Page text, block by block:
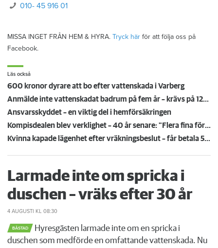
010- 45 916 01
MISSA INGET FRÅN HEM & HYRA. Tryck här för att följa oss på
Facebook.
Läs också
600 kronor dyrare att bo efter vattenskada i Varberg
Anmälde inte vattenskadat badrum på fem år – krävs på 125 000 kronor
Ansvarsskyddet – en viktig del i hemförsäkringen
Kompisdealen blev verklighet – 40 år senare: "Flera fina fördelar med att dela bostad"
Kvinna kapade lägenhet efter vräkningsbeslut – får betala 50 000
Larmade inte om spricka i
duschen – vräks efter 30 år
4 AUGUSTI KL 08:30
BÅSTAD
Hyresgästen larmade inte om en spricka i
duschen som medförde en omfattande vattenskada. Nu